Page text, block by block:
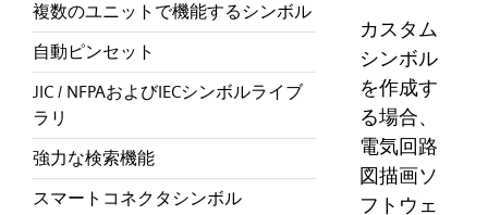
複数のユニットで機能するシンボル
自動ピンセット
JIC / NFPAおよびIECシンボルライブ
ラリ
強力な検索機能
スマートコネクタシンボル
カスタム
シンボル
を作成す
る場合、
電気回路
図描画ソ
フトウェ